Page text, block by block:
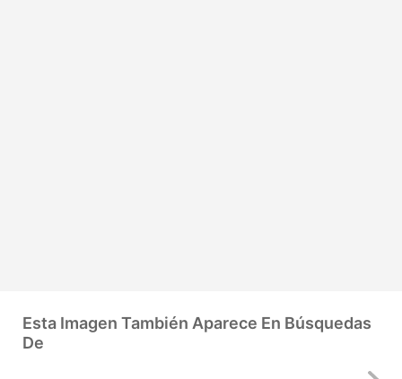
Esta Imagen También Aparece En Búsquedas
De